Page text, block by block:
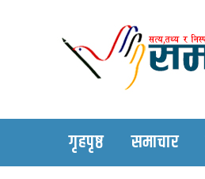
गृहपृष्ठ समाचार